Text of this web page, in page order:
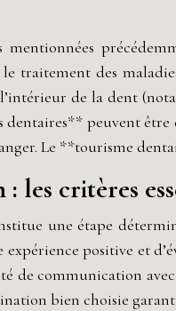
mentionnées
traitement des
de la dent
dentaires** peuvent
Le **tourisme
les critères
une étape
expérience positive et
de communication
bien choisie